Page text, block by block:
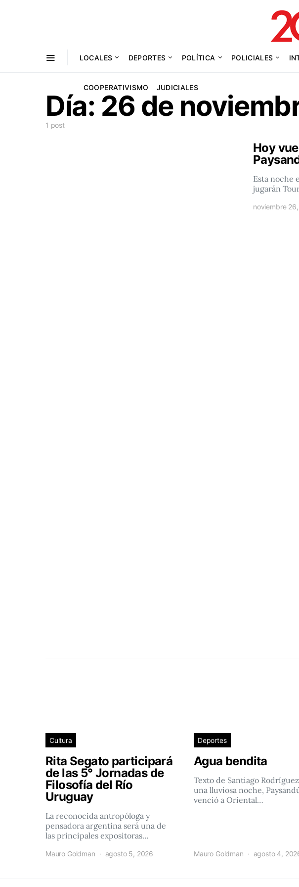
LOCALES DEPORTES POLÍTICA POLICIALES
COOPERATIVISMO JUDICIALES
Día: 26 de
1 post
Hoy
Esta noche
jugarán
noviembre
Cultura
Rita Segato participará
de las 5° Jornadas de
Filosofía del Río
Uruguay
La reconocida antropóloga y
pensadora argentina será una de
las principales expositoras…
Mauro Goldman agosto 5, 2026
Deportes
Agua bendita
Texto de Santiago
una lluviosa noche,
venció a Oriental…
Mauro Goldman agosto 4,